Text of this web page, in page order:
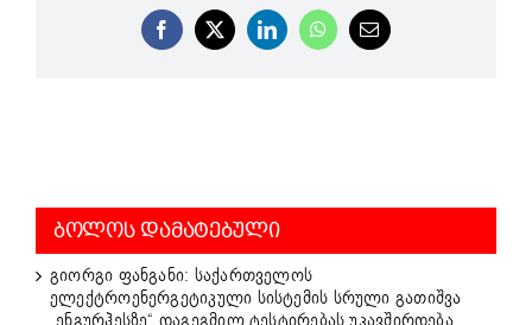
Facebook
X LinkedInWhatsApp
Email
ᲑᲝᲚᲝᲡ ᲓᲐᲛᲐᲢᲔᲑᲣᲚᲘ
გიორგი ფანგანი: საქართველოს
ელექტროენერგეტიკული სისტემის სრული გათიშვა
„ენგურჰესზე“ დაგეგმილ ტესტირებას უკავშირდება